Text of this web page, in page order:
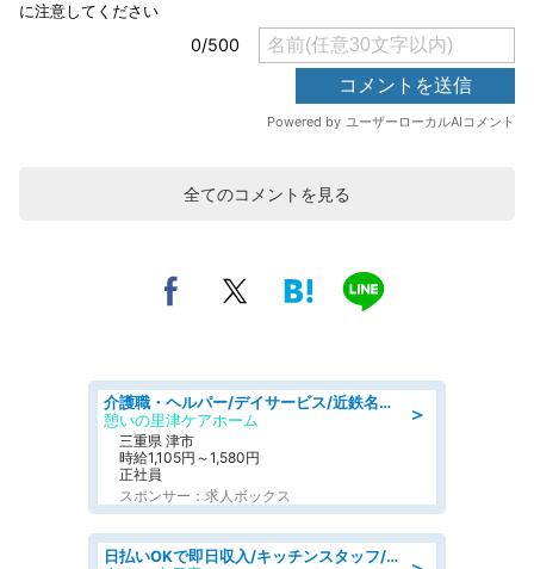
全てのコメントを見る
＞
介護職・ヘルパー/デイサービス/近鉄名古屋線 高田本山/津市/三重県
憩いの里津ケアホーム
三重県 津市
時給1,105円～1,580円
正社員
スポンサー：求人ボックス
日払いOKで即日収入/キッチンスタッフ/デリバリー業務など、自己成長可能な幅広い仕事に挑戦!髪型自由&ピアス・ネイルOK/茨城県/水戸市